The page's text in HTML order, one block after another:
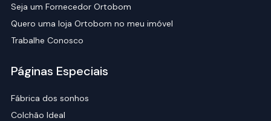
Seja um Fornecedor Ortobom
Quero uma loja Ortobom no meu imóvel
Trabalhe Conosco
Páginas Especiais
Fábrica dos sonhos
Colchão Ideal